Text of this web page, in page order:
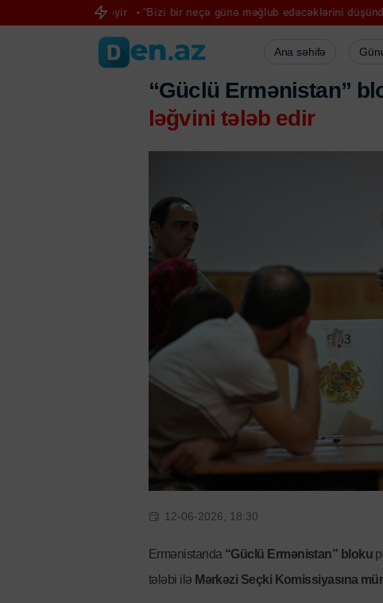
“Bizi bir neçə günə məğlub edəcəklərini düşündülər” –
Ana səhifə
“Güclü Ermənistan”
ləğvini tələb edir
12-06-2026, 18:30
Ermənistanda “Güclü Ermənistan” bloku
tələbi ilə Mərkəzi Seçki Komissiyasına